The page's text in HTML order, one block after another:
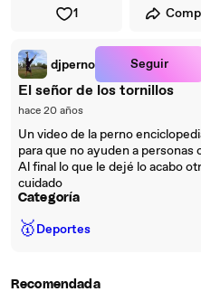
1
djperno Seguir
El señor de los tornillos
hace 20 años
Un video de la perno
para que no ayuden a personas
Al final lo que le dejé lo acabo
cuidado
Categoría
🥇Deportes
Recomendada